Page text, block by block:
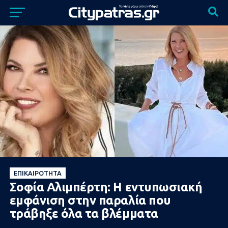
ΕΠΙΚΑΙΡΌΤΗΤΑ
Σοφία Αλιμπέρτη: Η εντυπωσιακή
εμφάνιση στην παραλία που
τράβηξε όλα τα βλέμματα